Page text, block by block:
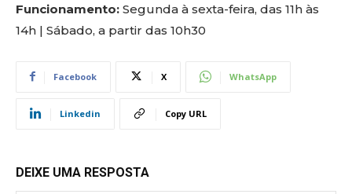
Funcionamento: Segunda à sexta-feira, das 11h às
14h | Sábado, a partir das 10h30
Facebook X WhatsApp
Linkedin Copy URL
DEIXE UMA RESPOSTA